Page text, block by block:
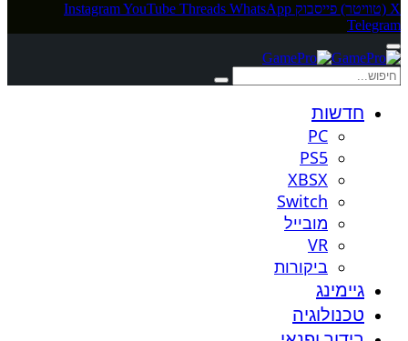
X (טוויטר) פייסבוק InstagramYouTube Threads WhatsApp
Telegram
חדשות
PC
PS5
XBSX
Switch
מובייל
VR
ביקורות
גיימינג
טכנולוגיה